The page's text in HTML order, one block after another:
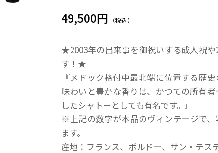
49,500円 （税込）
★2003年の出来事を御祝いする成人祝
す！★
『メドック格付中最北端に位置する歴
味わいと豊かな香りは、かつての所有
したシャトーとしても有名です。』
※上記の数字が本品のヴィンテージで
ます。
産地：フランス、ボルドー、サン・テス